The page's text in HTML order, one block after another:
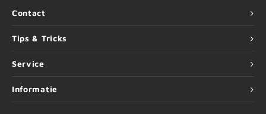
Contact
Tips & Tricks
Service
Informatie